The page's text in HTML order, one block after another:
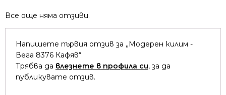
Все още няма отзиви.
Напишете първия отзив за „Модерен килим -
Вега 8376 Кафяв“
Трябва да влезнете в профила си, за да
публикувате отзив.